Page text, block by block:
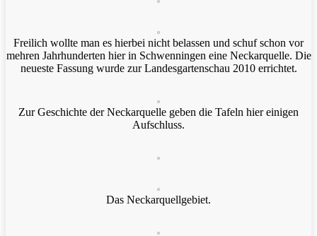
Freilich wollte man es hierbei nicht belassen und schuf schon vor
mehren Jahrhunderten hier in Schwenningen eine Neckarquelle. Die
neueste Fassung wurde zur Landesgartenschau 2010 errichtet.
Zur Geschichte der Neckarquelle geben die Tafeln hier einigen
Aufschluss.
Das Neckarquellgebiet.